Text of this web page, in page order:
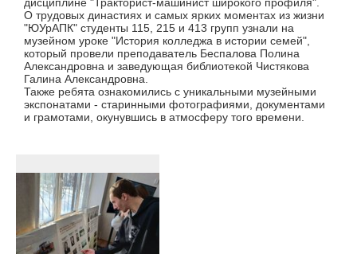
дисциплине "Тракторист-машинист широкого профиля".
О трудовых династиях и самых ярких моментах из жизни
"ЮУрАПК" студенты 115, 215 и 413 групп узнали на
музейном уроке "История колледжа в истории семей",
который провели преподаватель Беспалова Полина
Александровна и заведующая библиотекой Чистякова
Галина Александровна.
Также ребята ознакомились с уникальными музейными
экспонатами - старинными фотографиями, документами
и грамотами, окунувшись в атмосферу того времени.